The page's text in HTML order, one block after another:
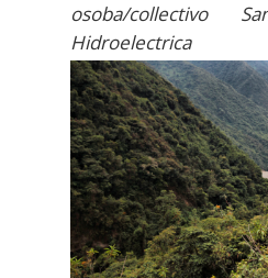
osoba/collectivo
Hidroelectrica